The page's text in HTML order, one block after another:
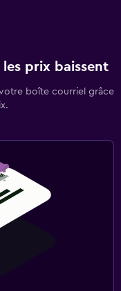
prix baissent
votre boîte courriel grâce